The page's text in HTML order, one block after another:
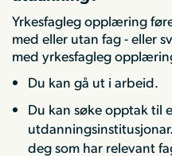
Yrkesfagleg opplæring
med eller utan fag - eller
med yrkesfagleg
Du kan gå ut i arbeid.
Du kan søke opptak til
deg som har relevant